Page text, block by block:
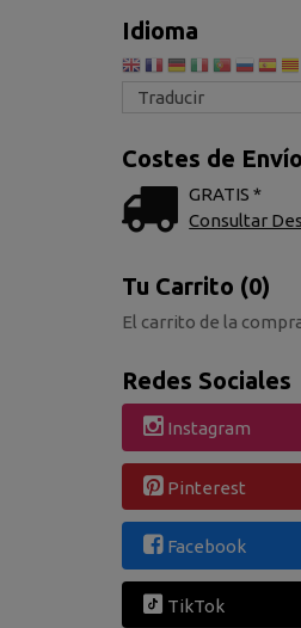
Idioma
Costes de Envío
GRATIS *
Consultar
Tu Carrito (0)
El carrito de la
Redes Sociales
Instagram
Pinterest
Facebook
TikTok